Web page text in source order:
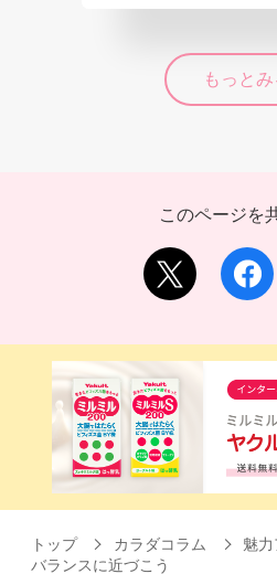
もっとみ
このページを
トップ カラダコラム
魅
バランスに近づこう